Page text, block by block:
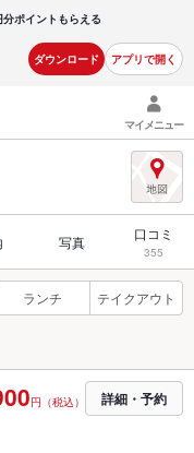
ポイントもらえる
ダウンロード アプリで開く
マイメニュー
写真 口コミ
355
ランチ テイクアウト
円（税込） 詳細・予約